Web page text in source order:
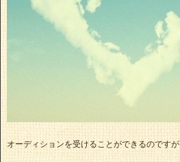
オーディションを受けることができるのですが